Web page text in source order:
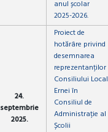
anul școlar
2025-2026.
24.
septembrie
2025.
Proiect de
hotărâre privind
desemnarea
reprezentanților
Consiliului Local
Ernei în
Consiliul de
Administrație al
Școlii